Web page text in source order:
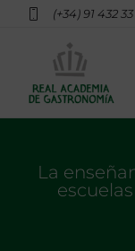
(+34) 91 432
La